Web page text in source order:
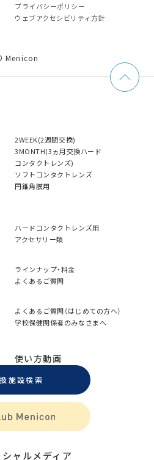
プライバシーポリシー
ウェブアクセシビリティ方針
Menicon
2WEEK(2週間交換)
3MONTH(3ヵ月交換ハード
コンタクトレンズ)
ソフトコンタクトレンズ
円錐角膜用
ハードコンタクトレンズ用
アクセサリー類
ラインナップ・料金
よくあるご質問
よくあるご質問（はじめての方へ）
学校保健関係者のみなさまへ
使い方動画
施設検索
ャルメディア